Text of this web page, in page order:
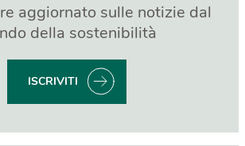
aggiornato sulle notizie dal
della sostenibilità
ISCRIVITI